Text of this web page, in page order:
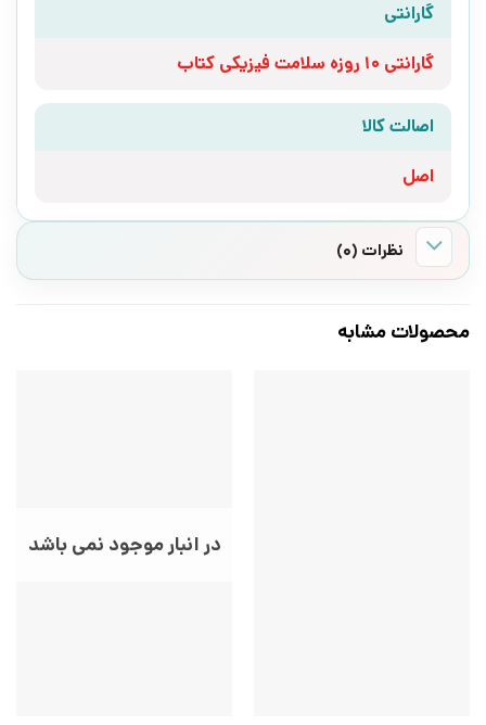
گارانتی
گارانتی 10 روزه سلامت فیزیکی کتاب
اصالت کالا
اصل
نظرات (0)
محصولات مشابه
در انبار موجود نمی باشد